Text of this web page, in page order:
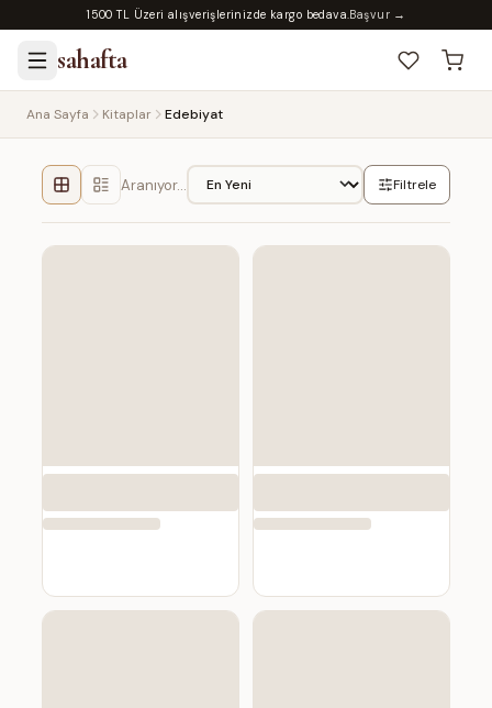
1500 TL Üzeri alışverişlerinizde kargo bedava.Başvur →
sahafta
Ana Sayfa Kitaplar Edebiyat
Aranıyor… Filtrele